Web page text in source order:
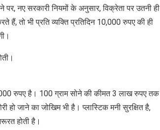
नए सरकारी नियमों के अनुसार, विक्रेता पर उतनी ही
हैं, तो भी प्रति व्यक्ति प्रतिदिन 10,000 रुपए की ही
रुपए है। 100 ग्राम सोने की कीमत 3 लाख रुपए तक
हो जाने का जोखिम भी है। प्लास्टिक मनी सुरक्षित है,
होती है।